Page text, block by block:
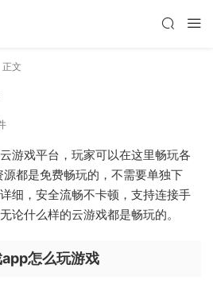
正文
游戏平台，玩家可以在这里畅玩各
都是免费畅玩的，不需要单独下
细，安全流畅不卡顿，支持连接手
论什么样的云游戏都是畅玩的。
怎么玩游戏